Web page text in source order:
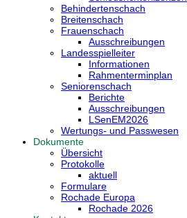
Behindertenschach
Breitenschach
Frauenschach
Ausschreibungen
Landesspielleiter
Informationen
Rahmenterminplan
Seniorenschach
Berichte
Ausschreibungen
LSenEM2026
Wertungs- und Passwesen
Dokumente
Übersicht
Protokolle
aktuell
Formulare
Rochade Europa
Rochade 2026